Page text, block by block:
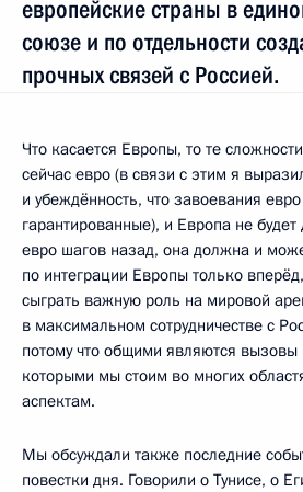
европейские страны в
союзе и по отдельности
прочных связей с Россией.
Что касается Европы, то те
сейчас евро (в связи с этим я
и убеждённость, что завоевания евро
гарантированные), и Европа не
евро шагов назад, она должна и
по интеграции Европы только
сыграть важную роль на мировой
в максимальном сотрудничестве с
потому что общими являются вызовы
которыми мы стоим во многих
аспектам.
Мы обсуждали также последние
повестки дня. Говорили о Тунисе, о